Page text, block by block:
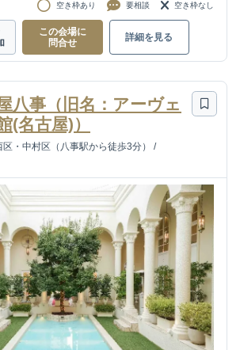
空き枠あり 要相談 空き枠なし
この会場に
問合せ
詳細を見る
八事（旧名：アーヴェ
(名古屋)）
・中村区（八事駅から徒歩3分）
/